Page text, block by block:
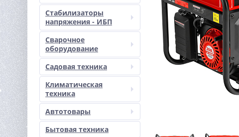
Стабилизаторы
напряжения - ИБП
Сварочное
оборудование
Садовая техника
Климатическая
техника
Автотовары
Бытовая техника